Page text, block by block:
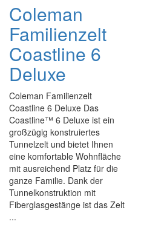
Coleman
Familienzelt
Coastline 6
Deluxe
Coleman Familienzelt
Coastline 6 Deluxe Das
Coastline™ 6 Deluxe ist ein
großzügig konstruiertes
Tunnelzelt und bietet Ihnen
eine komfortable Wohnfläche
mit ausreichend Platz für die
ganze Familie. Dank der
Tunnelkonstruktion mit
Fiberglasgestänge ist das Zelt
...